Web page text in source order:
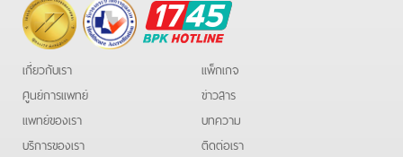
BPK
Hotline
เกี่ยวกับเรา
ศูนย์การแพทย์
แพทย์ของเรา
บริการของเรา
แพ็กเกจ
ข่าวสาร
บทความ
ติดต่อเรา